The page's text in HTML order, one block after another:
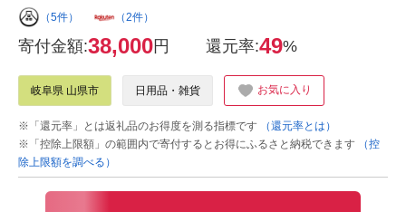
（5件） （2件）
寄付金額:38,000円 還元率:49%
岐阜県 山県市 日用品・雑貨 お気に入り
※「還元率」とは返礼品のお得度を測る指標です
（還元率とは）
※「控除上限額」の範囲内で寄付するとお得にふるさと納税できます
（控
除上限額を調べる）